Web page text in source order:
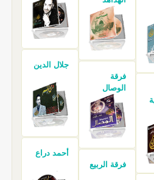
فرقة
الوصال
فرقة الربيع
جلال الدين
أحمد دراع